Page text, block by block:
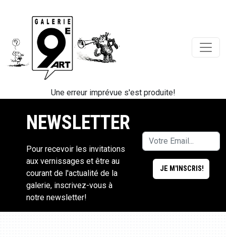
Une erreur imprévue s'est produite!
NEWSLETTER
Pour recevoir les invitations
aux vernissages et être au
courant de l'actualité de la
galerie, inscrivez-vous à
notre newsletter!